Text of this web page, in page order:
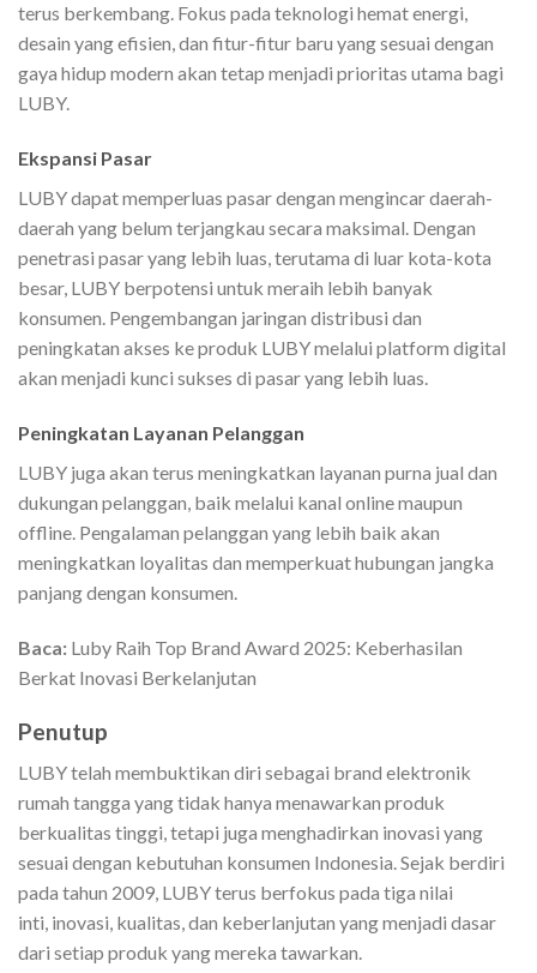
terus berkembang. Fokus pada teknologi hemat energi,
desain yang efisien, dan fitur-fitur baru yang sesuai dengan
gaya hidup modern akan tetap menjadi prioritas utama bagi
LUBY.
Ekspansi Pasar
LUBY dapat memperluas pasar dengan mengincar daerah-
daerah yang belum terjangkau secara maksimal. Dengan
penetrasi pasar yang lebih luas, terutama di luar kota-kota
besar, LUBY berpotensi untuk meraih lebih banyak
konsumen. Pengembangan jaringan distribusi dan
peningkatan akses ke produk LUBY melalui platform digital
akan menjadi kunci sukses di pasar yang lebih luas.
Peningkatan Layanan Pelanggan
LUBY juga akan terus meningkatkan layanan purna jual dan
dukungan pelanggan, baik melalui kanal online maupun
offline. Pengalaman pelanggan yang lebih baik akan
meningkatkan loyalitas dan memperkuat hubungan jangka
panjang dengan konsumen.
Baca: Luby Raih Top Brand Award 2025: Keberhasilan
Berkat Inovasi Berkelanjutan
Penutup
LUBY telah membuktikan diri sebagai brand elektronik
rumah tangga yang tidak hanya menawarkan produk
berkualitas tinggi, tetapi juga menghadirkan inovasi yang
sesuai dengan kebutuhan konsumen Indonesia. Sejak berdiri
pada tahun 2009, LUBY terus berfokus pada tiga nilai
inti, inovasi, kualitas, dan keberlanjutan yang menjadi dasar
dari setiap produk yang mereka tawarkan.